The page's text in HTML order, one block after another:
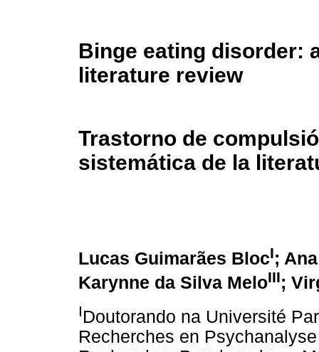
Binge eating disorder:
literature review
Trastorno de
sistemática de la
Lucas Guimarães BlocI;
Karynne da Silva MeloIII;
IDoutorando na Université
Recherches en